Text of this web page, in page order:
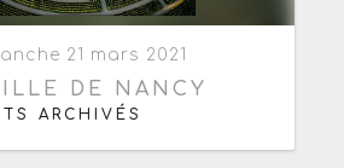
21 mars 2021
DE NANCY
ARCHIVÉS